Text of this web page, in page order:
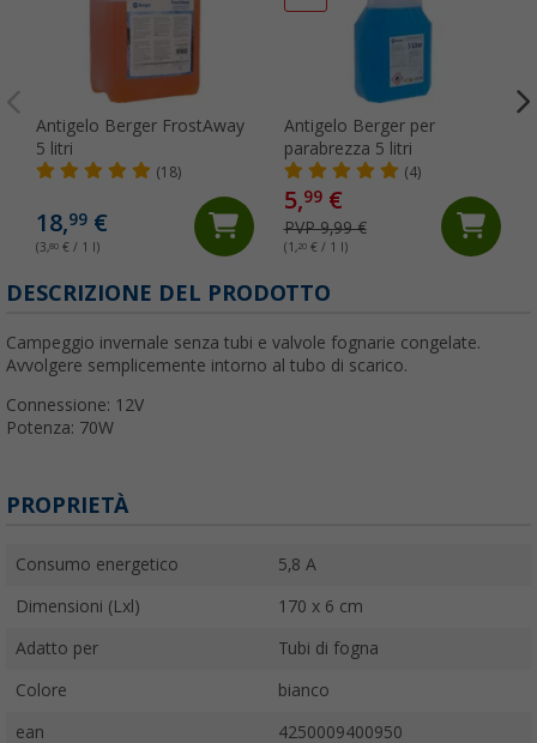
Antigelo Berger FrostAway
5 litri
(18)
18,99 €
(3,80 € / 1 l)
Antigelo Berger per
parabrezza 5 litri
(4)
5,99€
PVP 9,99 €
(1,20€ / 1 l)
DESCRIZIONE DEL PRODOTTO
Campeggio invernale senza tubi e valvole fognarie congelate.
Avvolgere semplicemente intorno al tubo di scarico.
Connessione: 12V
Potenza: 70W
PROPRIETÀ
Consumo energetico 5,8 A
Dimensioni (Lxl) 170 x 6 cm
Adatto per Tubi di fogna
Colore bianco
ean 4250009400950